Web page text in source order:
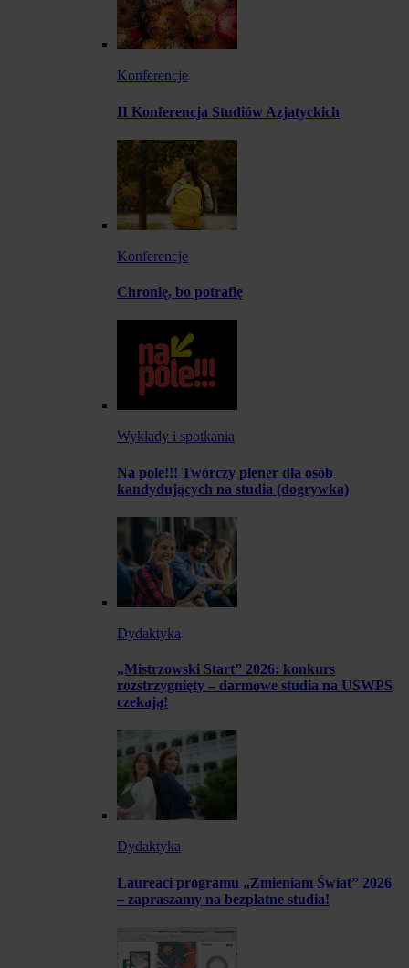
Konferencje
II Konferencja Studiów Azjatyckich
Konferencje
Chronię, bo potrafię
Wykłady i spotkania
Na pole!!! Twórczy plener dla osób
kandydujących na studia (dogrywka)
Dydaktyka
„Mistrzowski Start” 2026: konkurs
rozstrzygnięty – darmowe studia na USWPS
czekają!
Dydaktyka
Laureaci programu „Zmieniam Świat” 2026
– zapraszamy na bezpłatne studia!